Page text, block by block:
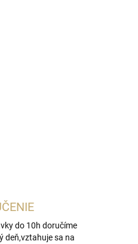
do 10h doručíme
deň,vztahuje sa na